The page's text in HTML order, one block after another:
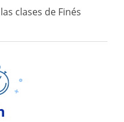
clases de Finés